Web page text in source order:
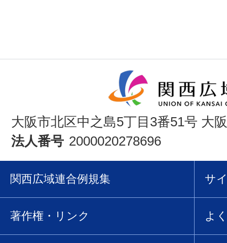
大阪市北区中之島5丁目3番51号 大
法人番号 2000020278696
関西広域連合例規集 サ
著作権・リンク よ